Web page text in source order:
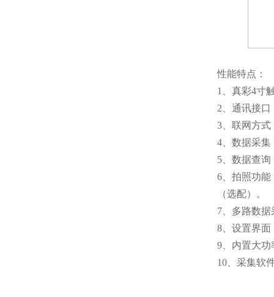
性能特点：
1、真彩4寸
2、通讯接口
3、联网方
4、数据采
5、数据查
6、拍照功
（选配）。
7、多路数
8、设置界面
9、内置大
10、采集软